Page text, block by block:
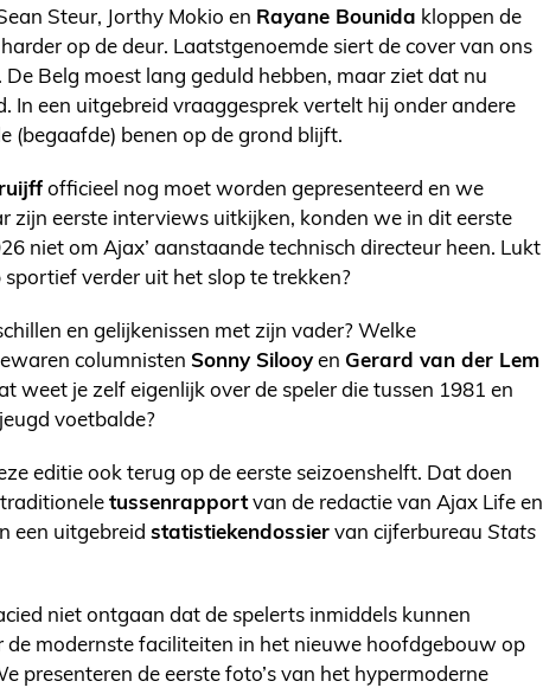
Steur, Jorthy Mokio en Rayane Bounida kloppen de
op de deur. Laatstgenoemde siert de cover van ons
Belg moest lang geduld hebben, maar ziet dat nu
In een uitgebreid vraaggesprek vertelt hij onder andere
(begaafde) benen op de grond blijft.
officieel nog moet worden gepresenteerd en we
zijn eerste interviews uitkijken, konden we in dit eerste
niet om Ajax’ aanstaande technisch directeur heen. Lukt
sportief verder uit het slop te trekken?
en gelijkenissen met zijn vader? Welke
columnisten Sonny Silooy en Gerard van der Lem
weet je zelf eigenlijk over de speler die tussen 1981 en
voetbalde?
editie ook terug op de eerste seizoenshelft. Dat doen
tussenrapportvan de redactie van Ajax Life en
een uitgebreid statistiekendossier van cijferbureau Stats
niet ontgaan dat de spelerts inmiddels kunnen
de modernste faciliteiten in het nieuwe hoofdgebouw op
presenteren de eerste foto’s van het hypermoderne